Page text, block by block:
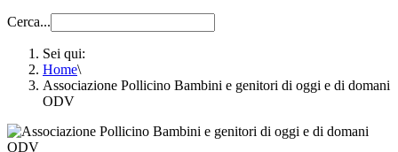
Cerca...
Sei qui:
Home\
Associazione Pollicino Bambini e genitori di oggi e di domani
ODV